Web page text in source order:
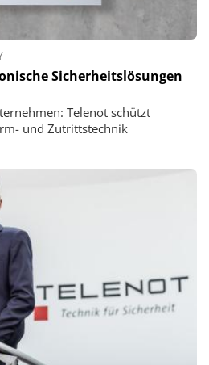
Sicherheitslösungen
Telenot schützt
und Zutrittstechnik